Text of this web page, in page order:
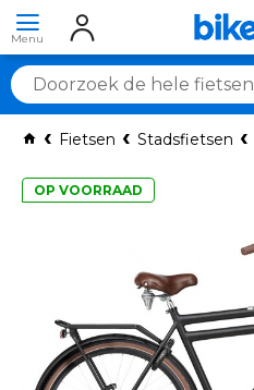
Fietsen Stadsfietsen
OP VOORRAAD